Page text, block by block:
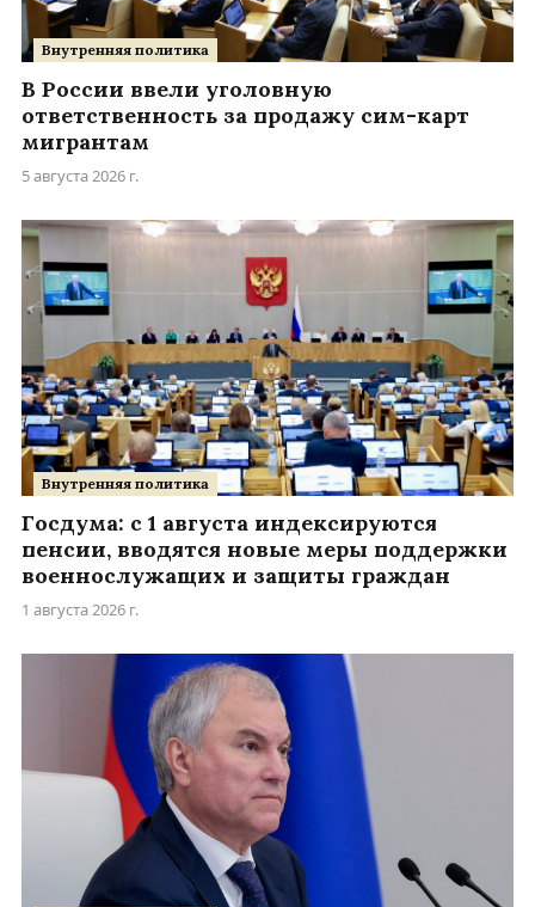
Внутренняя политика
В России ввели уголовную
ответственность за продажу сим-карт
мигрантам
5 августа 2026 г.
Внутренняя политика
Госдума: с 1 августа индексируются
пенсии, вводятся новые меры поддержки
военнослужащих и защиты граждан
1 августа 2026 г.